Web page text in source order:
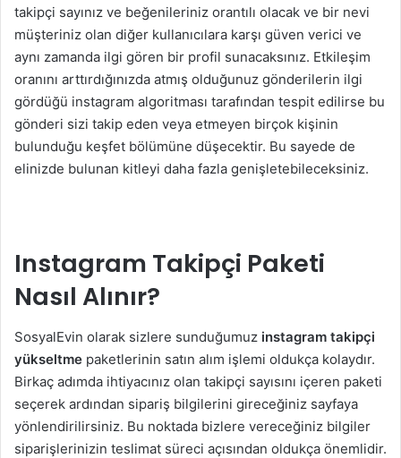
takipçi sayınız ve beğenileriniz orantılı olacak ve bir nevi
müşteriniz olan diğer kullanıcılara karşı güven verici ve
aynı zamanda ilgi gören bir profil sunacaksınız. Etkileşim
oranını arttırdığınızda atmış olduğunuz gönderilerin ilgi
gördüğü instagram algoritması tarafından tespit edilirse bu
gönderi sizi takip eden veya etmeyen birçok kişinin
bulunduğu keşfet bölümüne düşecektir. Bu sayede de
elinizde bulunan kitleyi daha fazla genişletebileceksiniz.
Instagram Takipçi Paketi
Nasıl Alınır?
SosyalEvin olarak sizlere sunduğumuz instagram takipçi
yükseltme paketlerinin satın alım işlemi oldukça kolaydır.
Birkaç adımda ihtiyacınız olan takipçi sayısını içeren paketi
seçerek ardından sipariş bilgilerini gireceğiniz sayfaya
yönlendirilirsiniz. Bu noktada bizlere vereceğiniz bilgiler
siparişlerinizin teslimat süreci açısından oldukça önemlidir.